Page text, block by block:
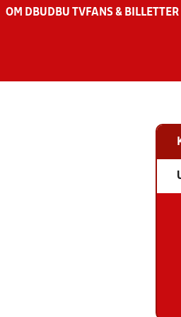
OM DBU DBU TV FANS & BILLETTER